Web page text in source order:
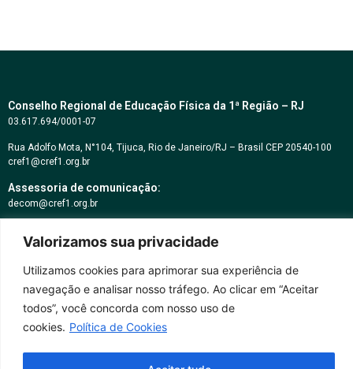
Valorizamos sua privacidade
Utilizamos cookies para aprimorar sua experiência de
navegação e analisar nosso tráfego. Ao clicar em “Aceitar
todos”, você concorda com nosso uso de
cookies. Política de Cookies
Conselho Regional de Educação Física da 1ª Região – RJ
03.617.694/0001-07
Rua Adolfo Mota, N°104, Tijuca, Rio de Janeiro/RJ – Brasil CEP 20540-100
cref1@cref1.org.br
Assessoria de comunicação:
decom@cref1.org.br
Horários de atendimento:
Whatsapp: (21) 2569-2398